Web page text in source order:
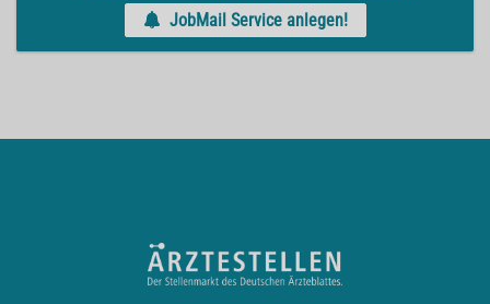
JobMail Service anlegen!